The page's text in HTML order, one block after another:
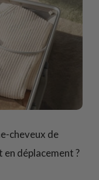
cheveux de
déplacement ?